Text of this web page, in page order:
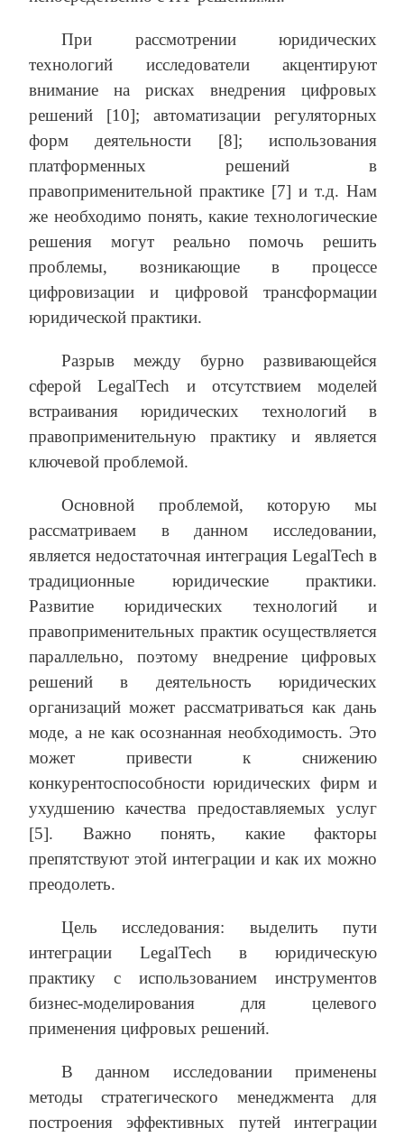
При рассмотрении юридических
технологий исследователи акцентируют
внимание на рисках внедрения цифровых
решений [10]; автоматизации регуляторных
форм деятельности [8]; использования
платформенных решений в
правоприменительной практике [7] и т.д. Нам
же необходимо понять, какие технологические
решения могут реально помочь решить
проблемы, возникающие в процессе
цифровизации и цифровой трансформации
юридической практики.
Разрыв между бурно развивающейся
сферой LegalTech и отсутствием моделей
встраивания юридических технологий в
правоприменительную практику и является
ключевой проблемой.
Основной проблемой, которую мы
рассматриваем в данном исследовании,
является недостаточная интеграция LegalTech в
традиционные юридические практики.
Развитие юридических технологий и
правоприменительных практик осуществляется
параллельно, поэтому внедрение цифровых
решений в деятельность юридических
организаций может рассматриваться как дань
моде, а не как осознанная необходимость. Это
может привести к снижению
конкурентоспособности юридических фирм и
ухудшению качества предоставляемых услуг
[5]. Важно понять, какие факторы
препятствуют этой интеграции и как их можно
преодолеть.
Цель исследования: выделить пути
интеграции LegalTech в юридическую
практику с использованием инструментов
бизнес-моделирования для целевого
применения цифровых решений.
В данном исследовании применены
методы стратегического менеджмента для
построения эффективных путей интеграции